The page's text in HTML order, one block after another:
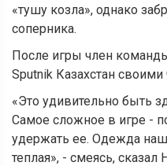
«тушу козла», однако
соперника.
После игры член
Sputnik Казахстан своими
«Это удивительно быть
Самое сложное в игре -
удержать ее. Одежда
теплая», - смеясь, сказал